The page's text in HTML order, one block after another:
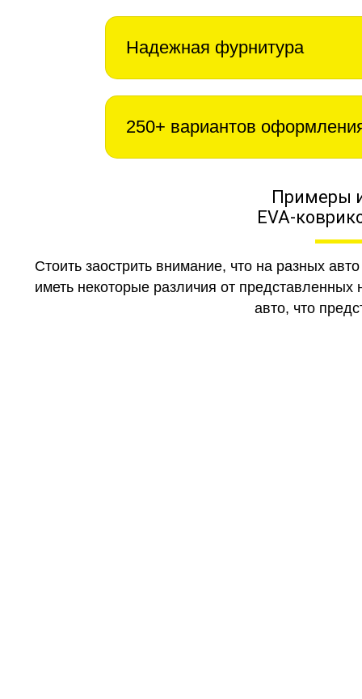
Надежная фурнитура
250+ вариантов
Примеры
EVA-
Стоить заострить внимание, что на разных
иметь некоторые различия от
авто, что